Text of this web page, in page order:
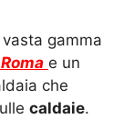
gamma
e un
che
caldaie.